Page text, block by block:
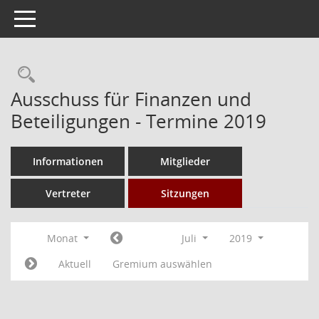
Toggle navigation
Rechercheauswahl
Ausschuss für Finanzen und
Beteiligungen - Termine 2019
Informationen Mitglieder
Vertreter Sitzungen
Monat Juli
2019
Aktuell
Gremium auswählen